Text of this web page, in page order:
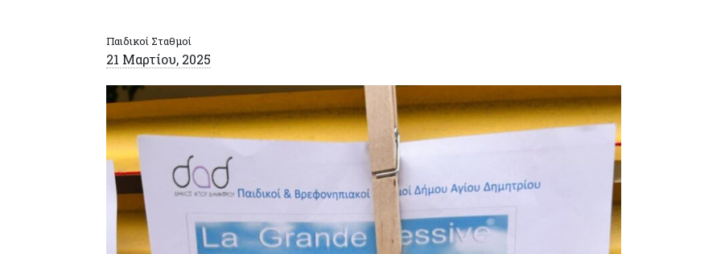
Παιδικοί Σταθμοί
21 Μαρτίου, 2025